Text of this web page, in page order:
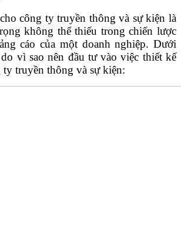
công ty truyền thông và sự kiện là
không thể thiếu trong chiến lược
cáo của một doanh nghiệp. Dưới
vì sao nên đầu tư vào việc thiết kế
ty truyền thông và sự kiện: